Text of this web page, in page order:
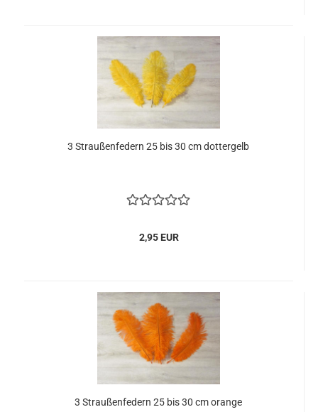
3 Straußenfedern 25 bis 30 cm dottergelb
2,95 EUR
3 Straußenfedern 25 bis 30 cm orange